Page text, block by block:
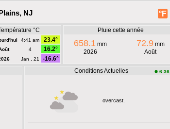
°F
NJ
°C
4:41 am
23.4°
4
16.2°
Jan , 21 -16.6°
Pluie cette année
658.1 mm
2026
72.9 mm
Août
Conditions Actuelles 6:36
overcast.